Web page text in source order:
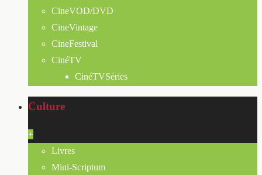
CineVOD/DVD
CineVintage
CineFestival
CinéTV
CinéTVSéries
Culture
+
Livres
Mini-Scriptum